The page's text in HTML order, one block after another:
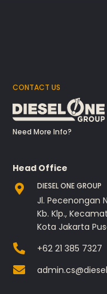
CONTACT US
Need More Info?
Head Office
DIESEL ONE GROUP
Jl. Pecenongan
Kb. Klp.,
Kota Jakarta
+62 21 385 7327